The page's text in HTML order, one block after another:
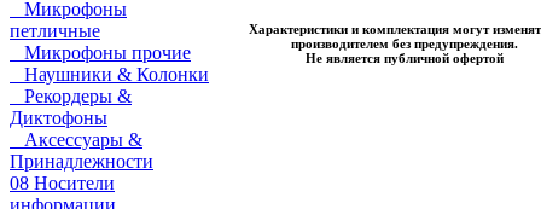
Микрофоны
петличные
Микрофоны прочие
Наушники & Колонки
Рекордеры &
Диктофоны
Аксессуары &
Принадлежности
08 Носители
информации
Характеристики и комплектация могут
производителем без предупреждения.
Не является публичной офертой